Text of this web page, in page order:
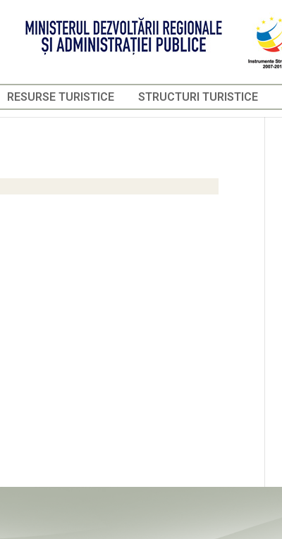
RESURSE TURISTICE STRUCTURI TURISTICE